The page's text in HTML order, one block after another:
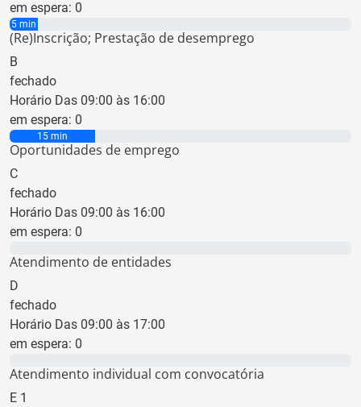
em espera: 0
5 min
(Re)Inscrição; Prestação de desemprego
B
fechado
Horário Das 09:00 às 16:00
em espera: 0
15 min
Oportunidades de emprego
C
fechado
Horário Das 09:00 às 16:00
em espera: 0
Atendimento de entidades
D
fechado
Horário Das 09:00 às 17:00
em espera: 0
Atendimento individual com convocatória
E 1